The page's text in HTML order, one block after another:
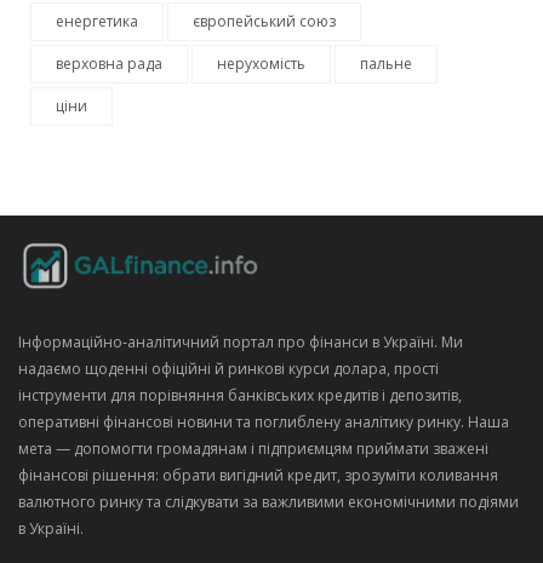
енергетика європейський союз
верховна рада нерухомість пальне
ціни
Інформаційно‑аналітичний портал про фінанси в Україні. Ми
надаємо щоденні офіційні й ринкові курси долара, прості
інструменти для порівняння банківських кредитів і депозитів,
оперативні фінансові новини та поглиблену аналітику ринку. Наша
мета — допомогти громадянам і підприємцям приймати зважені
фінансові рішення: обрати вигідний кредит, зрозуміти коливання
валютного ринку та слідкувати за важливими економічними подіями
в Україні.